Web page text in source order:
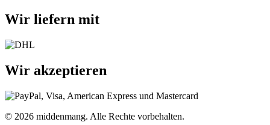
Wir liefern mit
Wir akzeptieren
© 2026 middenmang. Alle Rechte vorbehalten.